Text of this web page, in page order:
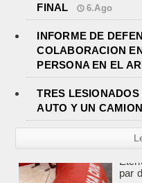
FINAL
6.Ago
INFORME DE
COLABORACION
PERSONA EN EL
TRES
AUTO Y UN